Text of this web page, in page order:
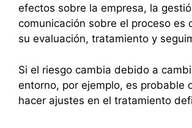
efectos sobre la empresa, la
comunicación sobre el proceso es
su evaluación, tratamiento y
Si el riesgo cambia debido a
entorno, por ejemplo, es probable
hacer ajustes en el tratamiento